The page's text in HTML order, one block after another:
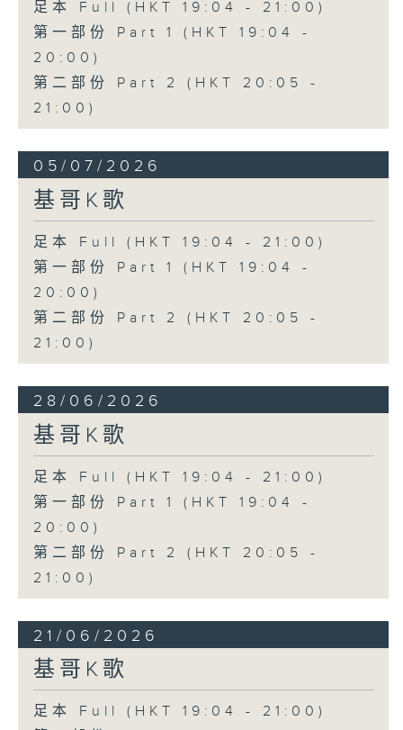
足本 Full (HKT 19:04 - 21:00)
第一部份 Part 1 (HKT 19:04 -
20:00)
第二部份 Part 2 (HKT 20:05 -
21:00)
05/07/2026
基哥K歌
足本 Full (HKT 19:04 - 21:00)
第一部份 Part 1 (HKT 19:04 -
20:00)
第二部份 Part 2 (HKT 20:05 -
21:00)
28/06/2026
基哥K歌
足本 Full (HKT 19:04 - 21:00)
第一部份 Part 1 (HKT 19:04 -
20:00)
第二部份 Part 2 (HKT 20:05 -
21:00)
21/06/2026
基哥K歌
足本 Full (HKT 19:04 - 21:00)